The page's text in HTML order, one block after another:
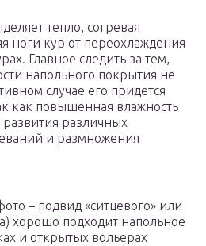
тепло, согревая
ноги кур от переохлаждения
Главное следить за тем,
напольного покрытия не
случае его придется
как повышенная влажность
различных
и размножения
– подвид «ситцевого» или
хорошо подходит напольное
и открытых вольерах